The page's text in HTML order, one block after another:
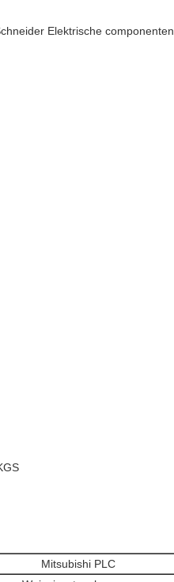
Elektrische componenten
Mitsubishi PLC